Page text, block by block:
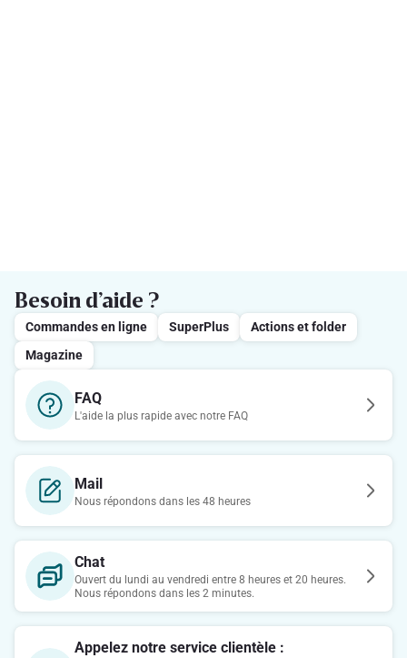
Besoin d’aide ?
Commandes en ligne SuperPlus
Actions et folder
Magazine
FAQ
L'aide la plus rapide avec notre FAQ
Mail
Nous répondons dans les 48 heures
Chat
Ouvert du lundi au vendredi entre 8 heures et 20 heures.
Nous répondons dans les 2 minutes.
Appelez notre service clientèle :